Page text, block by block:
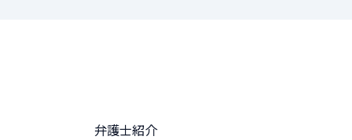
弁護士紹介